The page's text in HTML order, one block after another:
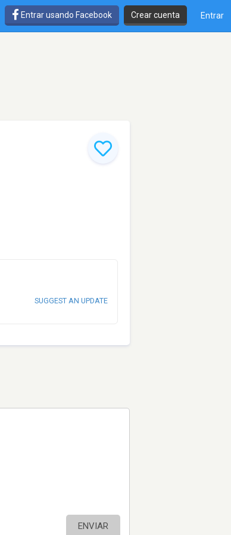
Entrar usando Facebook Crear cuenta Entrar
SUGGEST AN UPDATE
ENVIAR